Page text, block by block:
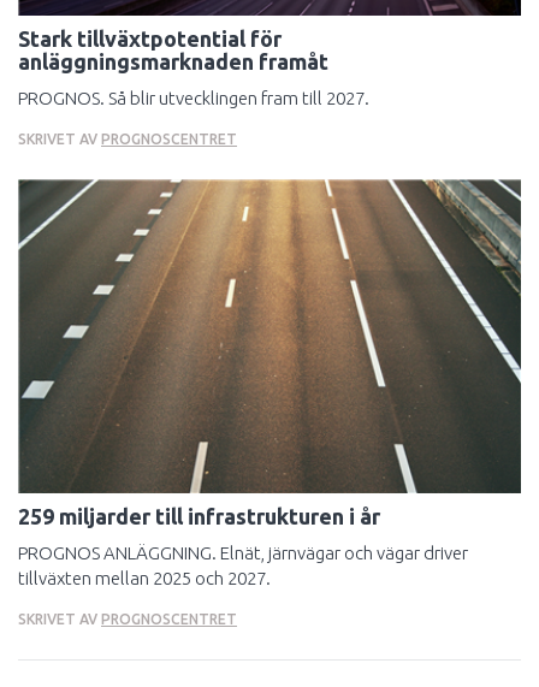
Stark tillväxtpotential för
anläggningsmarknaden framåt
PROGNOS. Så blir utvecklingen fram till 2027.
SKRIVET AV PROGNOSCENTRET
259 miljarder till infrastrukturen i år
PROGNOS ANLÄGGNING. Elnät, järnvägar och vägar driver
tillväxten mellan 2025 och 2027.
SKRIVET AV PROGNOSCENTRET